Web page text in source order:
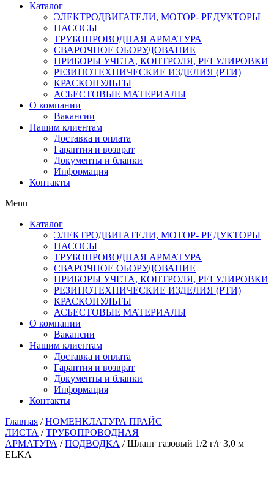
Каталог
ЭЛЕКТРОДВИГАТЕЛИ, МОТОР- РЕДУКТОРЫ
НАСОСЫ
ТРУБОПРОВОДНАЯ АРМАТУРА
СВАРОЧНОЕ ОБОРУДОВАНИЕ
ПРИБОРЫ УЧЕТА, КОНТРОЛЯ, РЕГУЛИРОВКИ
РЕЗИНОТЕХНИЧЕСКИЕ ИЗДЕЛИЯ (РТИ)
КРАСКОПУЛЬТЫ
АСБЕСТОВЫЕ МАТЕРИАЛЫ
О компании
Вакансии
Нашим клиентам
Доставка и оплата
Гарантия и возврат
Документы и бланки
Информация
Контакты
Menu
Каталог
ЭЛЕКТРОДВИГАТЕЛИ, МОТОР- РЕДУКТОРЫ
НАСОСЫ
ТРУБОПРОВОДНАЯ АРМАТУРА
СВАРОЧНОЕ ОБОРУДОВАНИЕ
ПРИБОРЫ УЧЕТА, КОНТРОЛЯ, РЕГУЛИРОВКИ
РЕЗИНОТЕХНИЧЕСКИЕ ИЗДЕЛИЯ (РТИ)
КРАСКОПУЛЬТЫ
АСБЕСТОВЫЕ МАТЕРИАЛЫ
О компании
Вакансии
Нашим клиентам
Доставка и оплата
Гарантия и возврат
Документы и бланки
Информация
Контакты
Главная /НОМЕНКЛАТУРА ПРАЙС
ЛИСТА /ТРУБОПРОВОДНАЯ
АРМАТУРА /ПОДВОДКА / Шланг газовый 1/2 г/г 3,0 м
ELKA